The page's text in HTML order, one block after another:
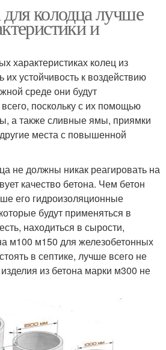
колодца лучше
и
характеристиках колец из
их устойчивость к воздействию
среде они будут
поскольку с их помощью
а также сливные ямы, приямки
места с повышенной
не должны никак реагировать на
качество бетона. Чем бетон
его гидроизоляционные
будут применяться в
находиться в сырости,
м100 м150 для железобетонных
в септике, лучше всего не
из бетона марки м300 не